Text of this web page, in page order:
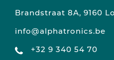
Brandstraat 8A, 9160
info@alphatronics.be
+32 9 340 54 70